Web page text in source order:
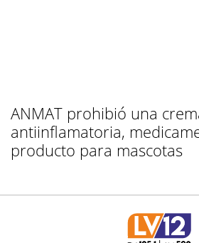
ANMAT prohibió una
antiinflamatoria,
producto para mascotas